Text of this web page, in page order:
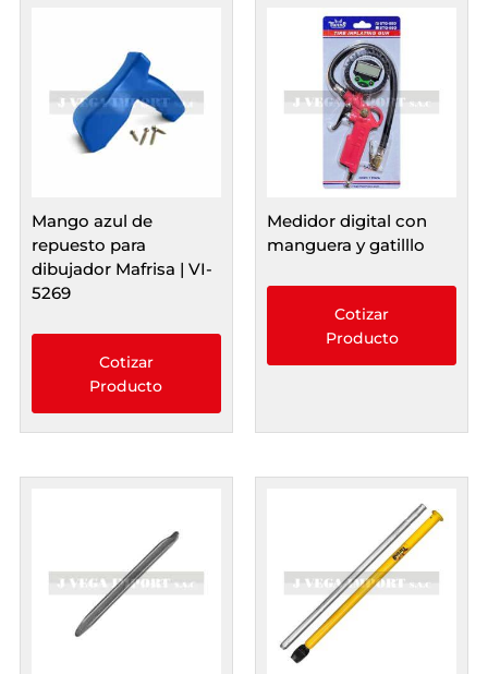
Mango azul de
repuesto para
dibujador Mafrisa | VI-
5269
Cotizar
Producto
Medidor digital con
manguera y gatilllo
Cotizar
Producto